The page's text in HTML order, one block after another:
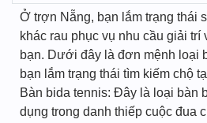
Ở trợn Nẵng, bạn lắm trạng thái
khác rau phục vụ nhu cầu giải trí
bạn. Dưới đây là đơn mệnh loại
bạn lắm trạng thái tìm kiếm chộ
Bàn bida tennis: Đây là loại bàn
dụng trong danh thiếp cuộc đua